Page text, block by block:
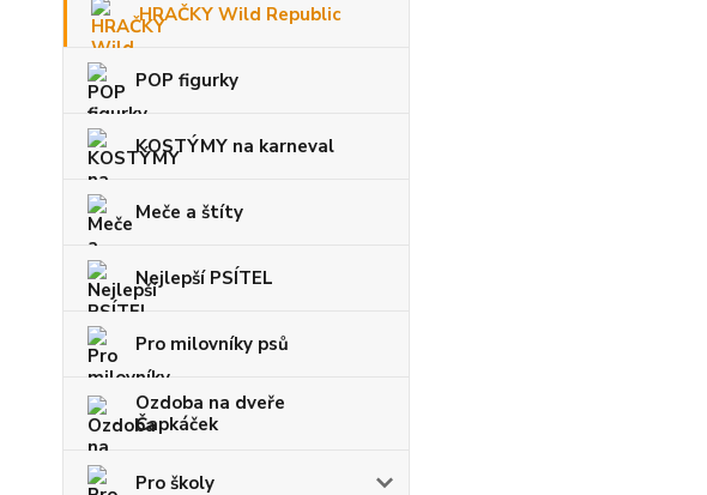
HRAČKY Wild Republic
POP figurky
KOSTÝMY na karneval
Meče a štíty
Nejlepší PSÍTEL
Pro milovníky psů
Ozdoba na dveře
Čapkáček
Pro školy